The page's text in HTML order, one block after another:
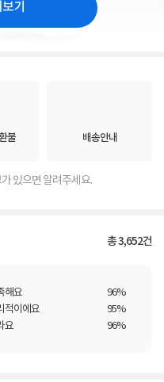
기
불 배송안내
있으면 알려주세요.
총3,652건
해요
96%
적이에요
95%
요 96%